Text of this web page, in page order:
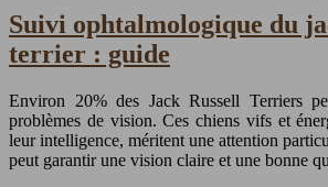
Suivi ophtalmologique du
terrier : guide
Environ 20% des Jack Russell Terriers
problèmes de vision. Ces chiens vifs et
leur intelligence, méritent une attention
peut garantir une vision claire et une bonne